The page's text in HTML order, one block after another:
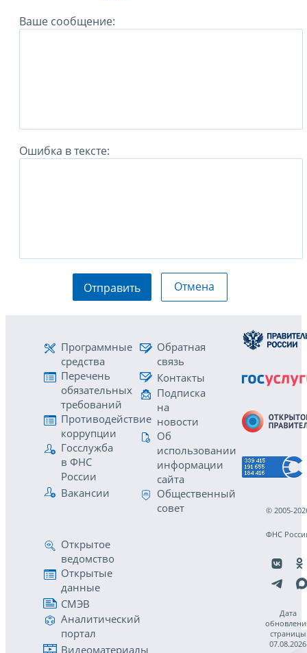
Ваше сообщение:
Ошибка в тексте:
Отправить Отмена
Программные
средства
Перечень
обязательных
требований
Противодействие
коррупции
Госслужба
в ФНС
России
Вакансии
Обратная
связь
Контакты
Подписка
на
новости
Об
использовании
информации
сайта
Общественный
совет
Открытое
ведомство
Открытые
данные
СМЭВ
Аналитический
портал
Видеоматериалы
© 2005-
ФНС
Дата
страницы
07.08.2026